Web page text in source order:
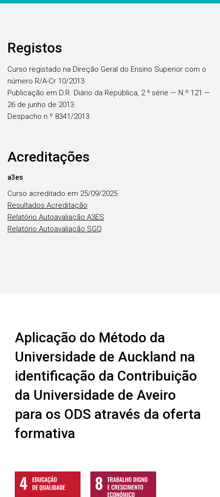
Registos
Curso registado na Direção Geral do Ensino Superior com o
número R/A-Cr 10/2013
Publicação em D.R. Diário da República, 2.ª série — N.º 121 —
26 de junho de 2013
Despacho n.º 8341/2013
Acreditações
a3es
Curso acreditado em 25/09/2025
Resultados Acreditação
Relatório Autoavaliação A3ES
Relatório Autoavaliação SGQ
Aplicação do Método da
Universidade de Auckland na
identificação da Contribuição
da Universidade de Aveiro
para os ODS através da oferta
formativa